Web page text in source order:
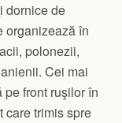
dornice de
organizează în
polonezii,
Cei mai
front ruşilor în
care trimis spre